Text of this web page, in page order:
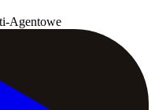
Agentowe